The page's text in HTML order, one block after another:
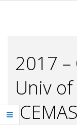
2017
Univ